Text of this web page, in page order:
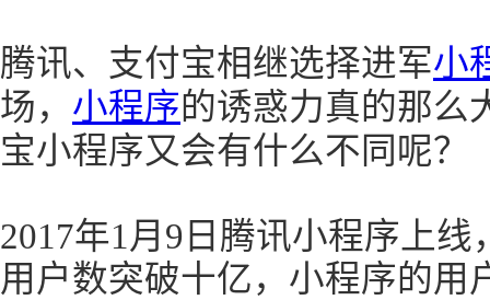
腾讯、支付宝相继选择进军小
场， 小程序的诱惑力真的那么
宝小程序又会有什么不同呢？
2017年1月9日腾讯小程序上
用户数突破十亿，小程序的用